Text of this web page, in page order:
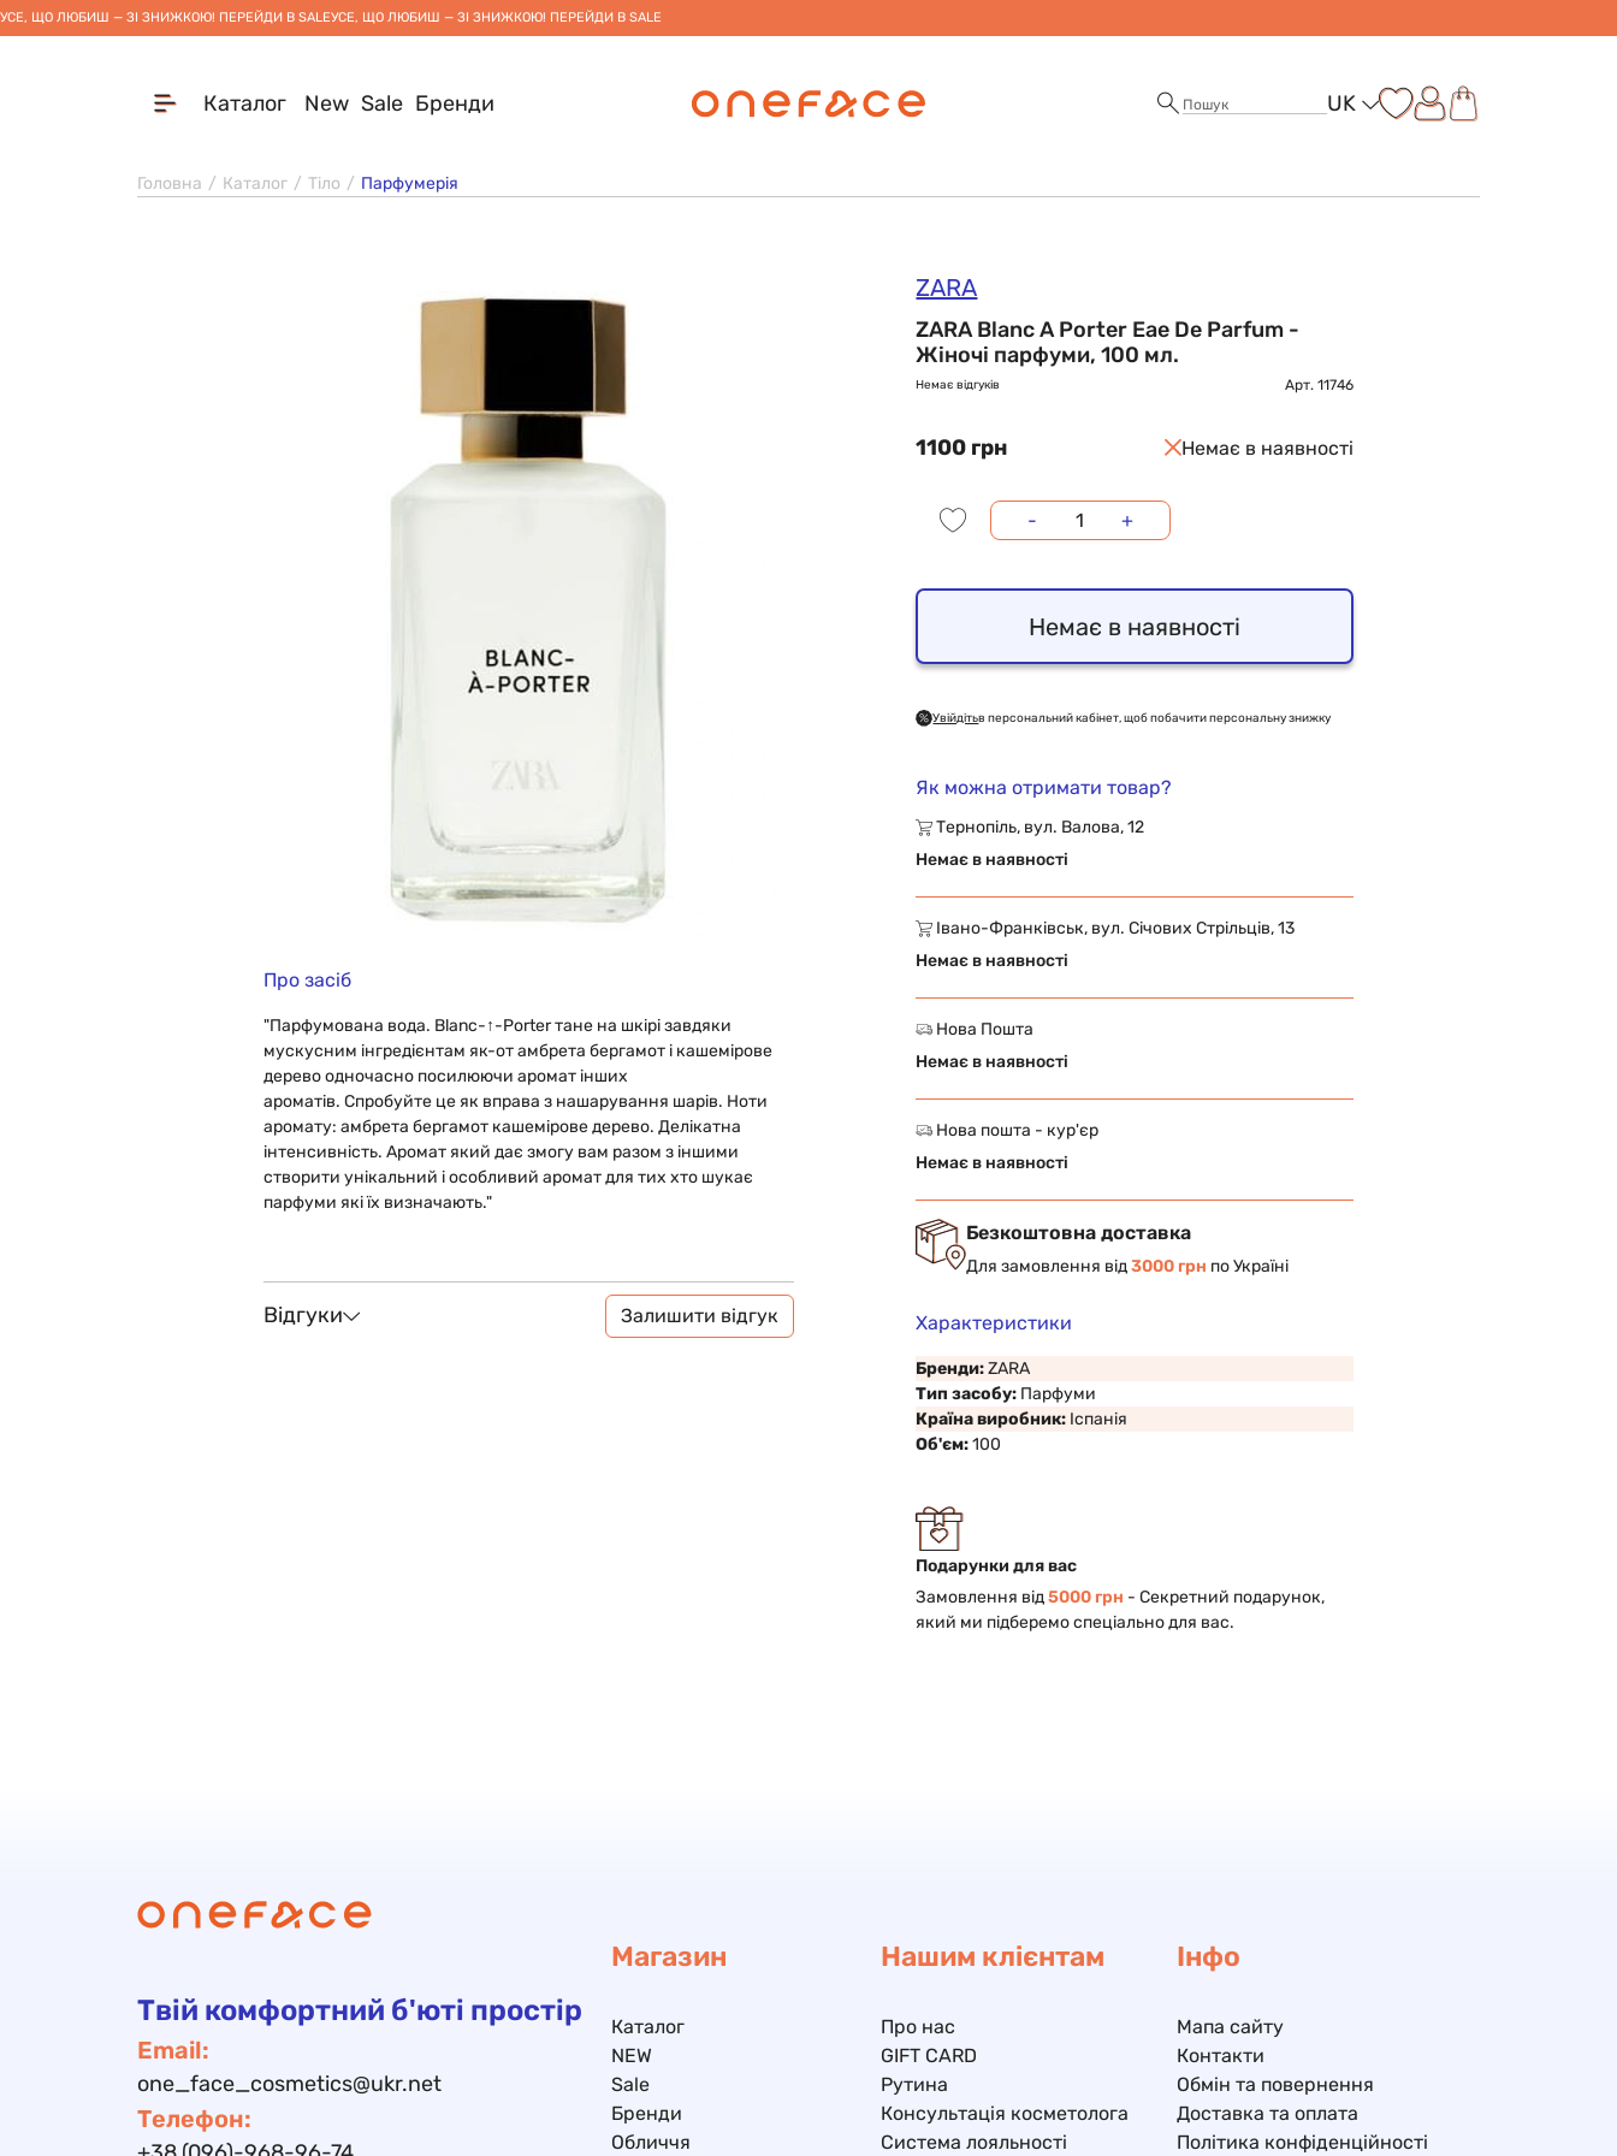
УСЕ, ЩО ЛЮБИШ — ЗІ ЗНИЖКОЮ! ПЕРЕЙДИ В SALEУСЕ, ЩО ЛЮБИШ — ЗІ ЗНИЖКОЮ! ПЕРЕЙДИ В SALE
Каталог New Sale Бренди UK
Головна Каталог Тіло Парфумерія
Про засіб
"Парфумована вода. Blanc-↑-Porter тане на шкірі завдяки
мускусним інгредієнтам як-от амбрета бергамот і кашемірове
дерево одночасно посилюючи аромат інших
ароматів. Спробуйте це як вправа з нашарування шарів. Ноти
аромату: амбрета бергамот кашемірове дерево. Делікатна
інтенсивність. Аромат який дає змогу вам разом з іншими
створити унікальний і особливий аромат для тих хто шукає
парфуми які їх визначають."
Відгуки Залишити відгук
ZARA
ZARA Blanc A Porter Eae De Parfum -
Жіночі парфуми, 100 мл.
Немає відгуків Арт. 11746
1100 грн Немає в наявності
- +
Немає в наявності
Увійдітьв персональний кабінет, щоб побачити персональну знижку
Як можна отримати товар?
Тернопіль, вул. Валова, 12
Немає в наявності
Івано-Франківськ, вул. Січових Стрільців, 13
Немає в наявності
Нова Пошта
Немає в наявності
Нова пошта - кур'єр
Немає в наявності
Безкоштовна доставка
Для замовлення від3000 грн по Україні
Характеристики
Бренди:ZARA
Тип засобу: Парфуми
Країна виробник: Іспанія
Об'єм:100
Подарунки для вас
Замовлення від5000 грн - Cекретний подарунок,
який ми підберемо спеціально для вас.
Твій комфортний б'юті простір
Email:
one_face_cosmetics@ukr.net
Телефон:
Магазин
Каталог
NEW
Sale
Бренди
Обличчя
Нашим клієнтам
Про нас
GIFT CARD
Рутина
Консультація косметолога
Система лояльності
Інфо
Мапа сайту
Контакти
Обмін та повернення
Доставка та оплата
Політика конфіденційності